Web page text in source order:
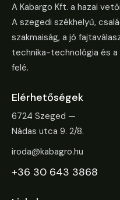
A Kabargo Kft. a hazai
A szegedi székhelyű,
szakmaiság, a jó
technika-technológia és
felé.
Elérhetőségek
6724 Szeged —
Nádas utca 9. 2/8.
iroda@kabagro.hu
+36 30 643 3868